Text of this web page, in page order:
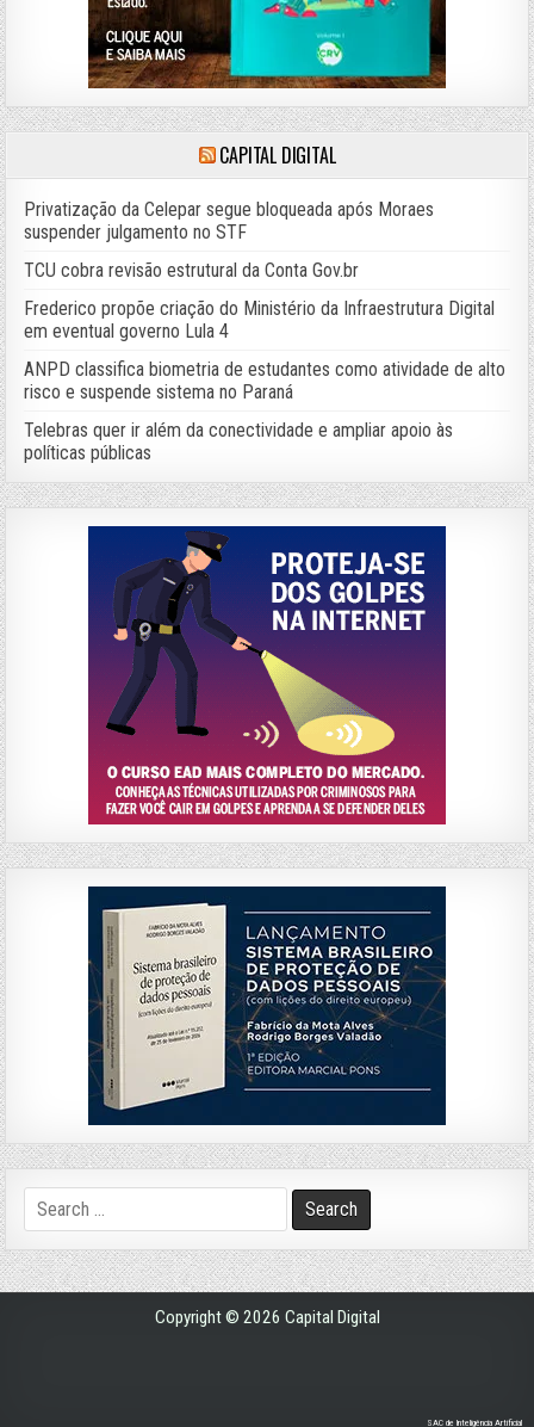
CAPITAL DIGITAL
Privatização da Celepar segue bloqueada após Moraes
suspender julgamento no STF
TCU cobra revisão estrutural da Conta Gov.br
Frederico propõe criação do Ministério da Infraestrutura Digital
em eventual governo Lula 4
ANPD classifica biometria de estudantes como atividade de alto
risco e suspende sistema no Paraná
Telebras quer ir além da conectividade e ampliar apoio às
políticas públicas
Search
for:
Copyright © 2026 Capital Digital
SAC de Inteligência Artificial